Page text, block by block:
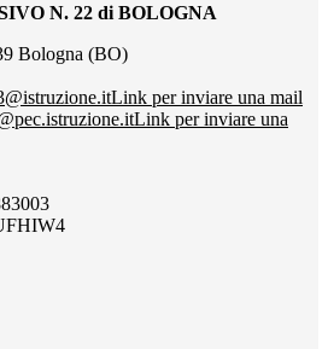
N. 22 di BOLOGNA
Bologna (BO)
Link per inviare una mail
Link per inviare una